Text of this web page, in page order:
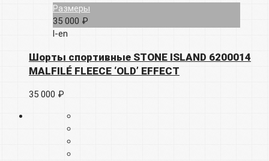
Размеры
35 000 ₽
l-en
Шорты спортивные STONE ISLAND 6200014
MALFILÉ FLEECE ‘OLD’ EFFECT
35 000 ₽